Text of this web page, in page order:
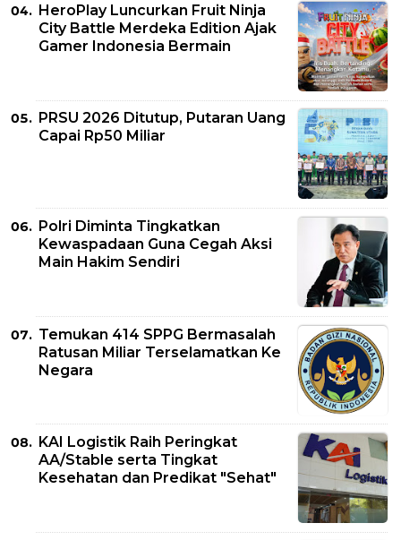
HeroPlay Luncurkan Fruit Ninja
City Battle Merdeka Edition Ajak
Gamer Indonesia Bermain
PRSU 2026 Ditutup, Putaran Uang
Capai Rp50 Miliar
Polri Diminta Tingkatkan
Kewaspadaan Guna Cegah Aksi
Main Hakim Sendiri
Temukan 414 SPPG Bermasalah
Ratusan Miliar Terselamatkan Ke
Negara
KAI Logistik Raih Peringkat
AA/Stable serta Tingkat
Kesehatan dan Predikat "Sehat"